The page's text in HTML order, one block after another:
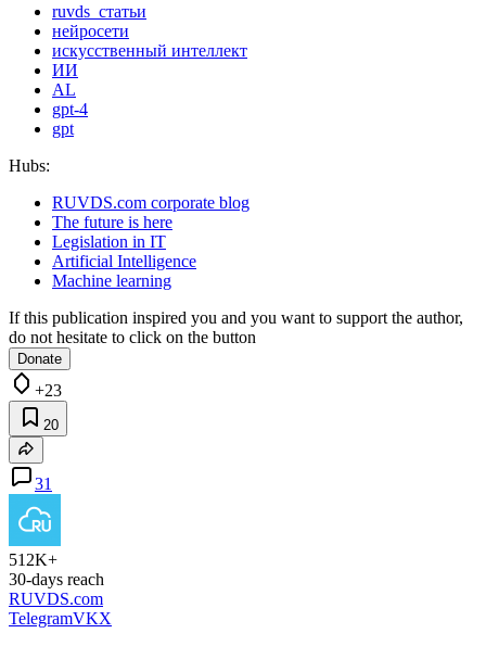
ruvds_статьи
нейросети
искусственный интеллект
ИИ
AL
gpt-4
gpt
Hubs:
RUVDS.com corporate blog
The future is here
Legislation in IT
Artificial Intelligence
Machine learning
If this publication inspired you and you want to support the author,
do not hesitate to click on the button
Donate
+23
20
31
512K+
30-days reach
RUVDS.com
TelegramVKX